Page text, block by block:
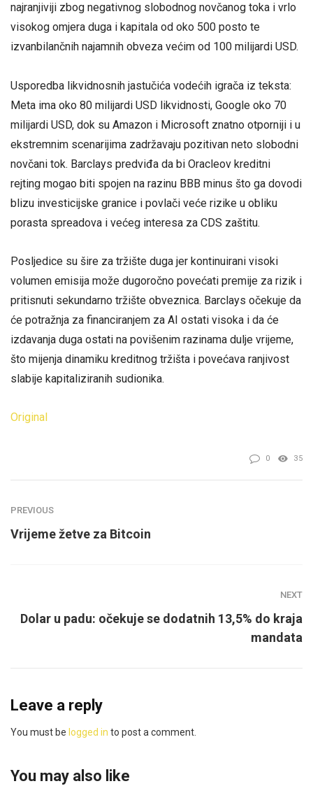
najranjiviji zbog negativnog slobodnog novčanog toka i vrlo
visokog omjera duga i kapitala od oko 500 posto te
izvanbilančnih najamnih obveza većim od 100 milijardi USD.
Usporedba likvidnosnih jastučića vodećih igrača iz teksta:
Meta ima oko 80 milijardi USD likvidnosti, Google oko 70
milijardi USD, dok su Amazon i Microsoft znatno otporniji i u
ekstremnim scenarijima zadržavaju pozitivan neto slobodni
novčani tok. Barclays predviđa da bi Oracleov kreditni
rejting mogao biti spojen na razinu BBB minus što ga dovodi
blizu investicijske granice i povlači veće rizike u obliku
porasta spreadova i većeg interesa za CDS zaštitu.
Posljedice su šire za tržište duga jer kontinuirani visoki
volumen emisija može dugoročno povećati premije za rizik i
pritisnuti sekundarno tržište obveznica. Barclays očekuje da
će potražnja za financiranjem za AI ostati visoka i da će
izdavanja duga ostati na povišenim razinama dulje vrijeme,
što mijenja dinamiku kreditnog tržišta i povećava ranjivost
slabije kapitaliziranih sudionika.
Original
0 35
PREVIOUS
Vrijeme žetve za Bitcoin
NEXT
Dolar u padu: očekuje se dodatnih 13,5% do kraja
mandata
Leave a reply
You must be logged in to post a comment.
You may also like